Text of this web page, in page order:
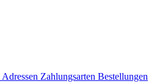
Adressen Zahlungsarten Bestellungen